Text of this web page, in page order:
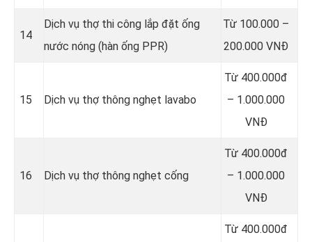
14
Dịch vụ thợ thi công lắp đặt ống
nước nóng (hàn ống PPR)
Từ 100.000 –
200.000 VNĐ
15 Dịch vụ thợ thông nghẹt lavabo
Từ 400.000đ
– 1.000.000
VNĐ
16 Dịch vụ thợ thông nghẹt cống
Từ 400.000đ
– 1.000.000
VNĐ
Từ 400.000đ